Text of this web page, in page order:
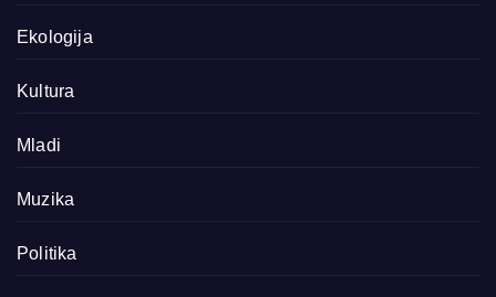
Ekologija
Kultura
Mladi
Muzika
Politika